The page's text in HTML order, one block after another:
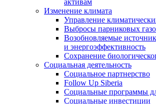
активам
Изменение климата
Управление
Выбросы парниковых
Возобновляемые
и энергоэффективность
Сохранение
Социальная деятельность
Социальное партнерство
Follow Up Siberia
Социальные программы
Социальные инвестиции